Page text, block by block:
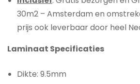
30m2 – Amsterdam en
prijs ook leverbaar door heel
Laminaat Specificaties
Dikte: 9.5mm